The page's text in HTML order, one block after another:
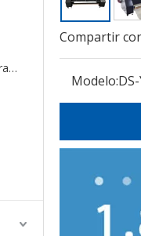
Impresora de formato más grande
Compartir
Modelo: